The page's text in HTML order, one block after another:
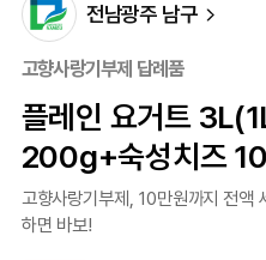
전남광주 남구
고향사랑기부제 답례품
플레인 요거트
200g+숙성치즈
고향사랑기부제, 10만원까지 전액
하면 바보!